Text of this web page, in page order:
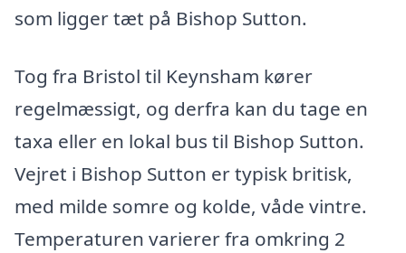
som ligger tæt på Bishop Sutton.
Tog fra Bristol til Keynsham kører
regelmæssigt, og derfra kan du tage en
taxa eller en lokal bus til Bishop Sutton.
Vejret i Bishop Sutton er typisk britisk,
med milde somre og kolde, våde vintre.
Temperaturen varierer fra omkring 2